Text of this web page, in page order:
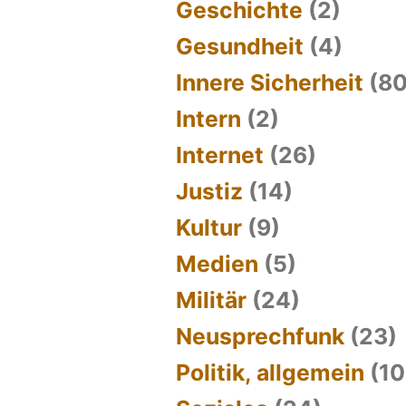
Geschichte (2)
Gesundheit (4)
Innere Sicherheit
Intern (2)
Internet (26)
Justiz (14)
Kultur (9)
Medien (5)
Militär (24)
Neusprechfunk (23)
Politik, allgemein